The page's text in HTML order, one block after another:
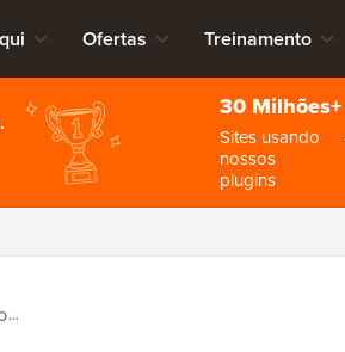
Ofertas Treinamento
30 Milhões+
Sites usando
nossos
plugins